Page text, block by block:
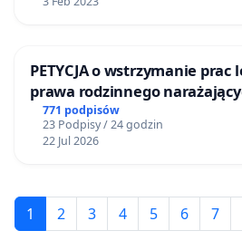
PETYCJA o wstrzymanie prac
prawa
771 podpisów
23 Podpisy / 24 godzin
22 Jul 2026
1 2 3 4 5 6 7